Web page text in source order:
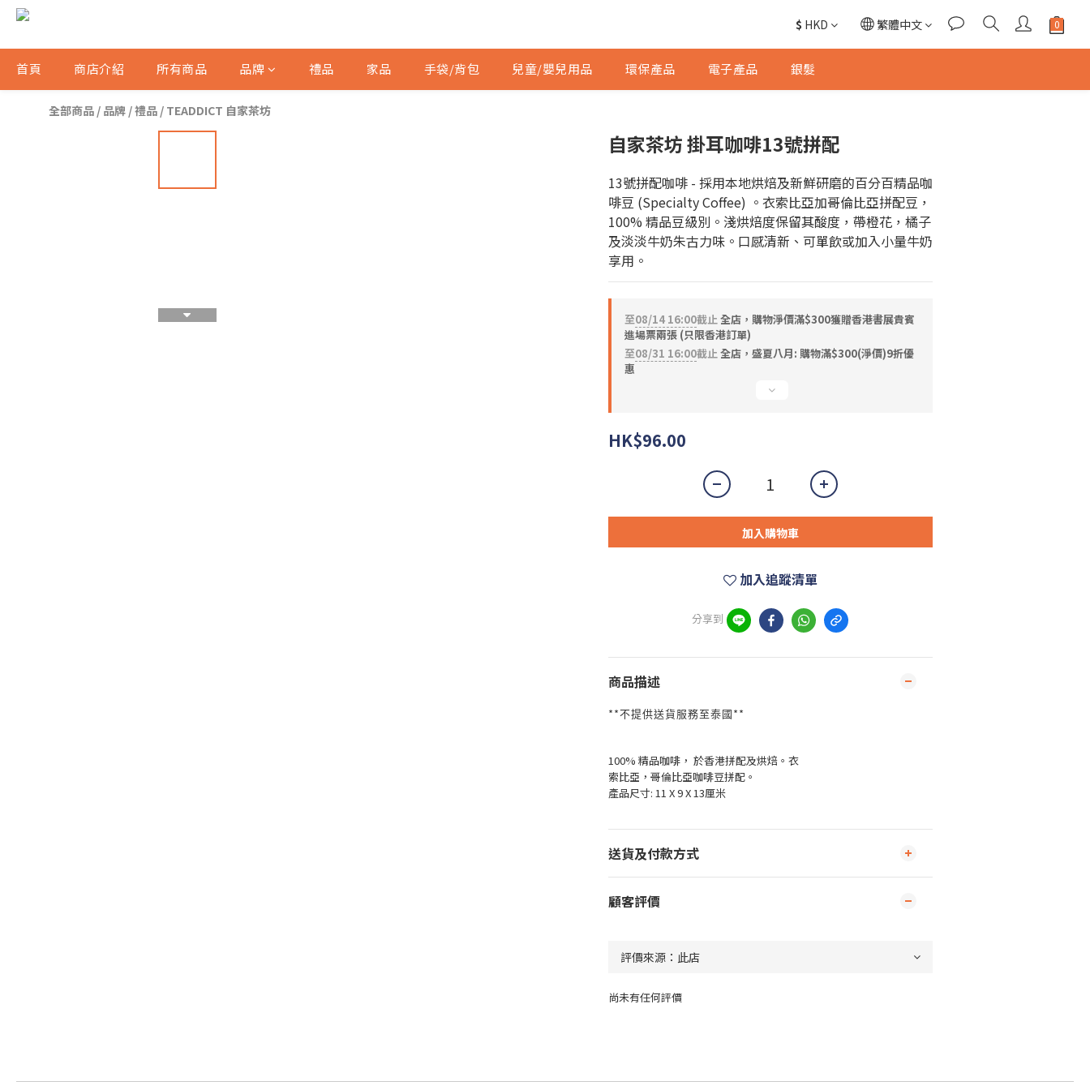
$ HKD 繁體中文
首頁 商店介紹 所有商品 品牌 禮品 家品 手袋/背包 兒童/嬰兒用品 環保產品 電子產品 銀髮
全部商品 / 品牌 /禮品 / TEADDICT 自家茶坊
自家茶坊 掛耳咖啡13號拼配
13號拼配咖啡 - 採用本地烘焙及新鮮研磨的百分百精品咖
啡豆 (Specialty Coffee) 。衣索比亞加哥倫比亞拼配豆，
100% 精品豆級別。淺烘焙度保留其酸度，帶橙花，橘子
及淡淡牛奶朱古力味。口感清新、可單飲或加入小量牛奶
享用。
至08/14 16:00截止全店，購物淨價滿$300獲贈香港書展貴賓
進場票兩張 (只限香港訂單)
至08/31 16:00截止全店，盛夏八月: 購物滿$300(淨價)9折優
惠
HK$96.00
加入購物車
加入追蹤清單
分享到
商品描述
**不提供送貨服務至泰國 **
100% 精品咖啡， 於香港拼配及烘焙。衣
索比亞，哥倫比亞咖啡豆拼配。
產品尺寸: 11 X 9 X 13厘米
送貨及付款方式
顧客評價
尚未有任何評價